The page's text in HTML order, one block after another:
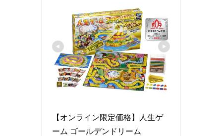
【オンライン限定価格】人生ゲ
ーム ゴールデンドリーム